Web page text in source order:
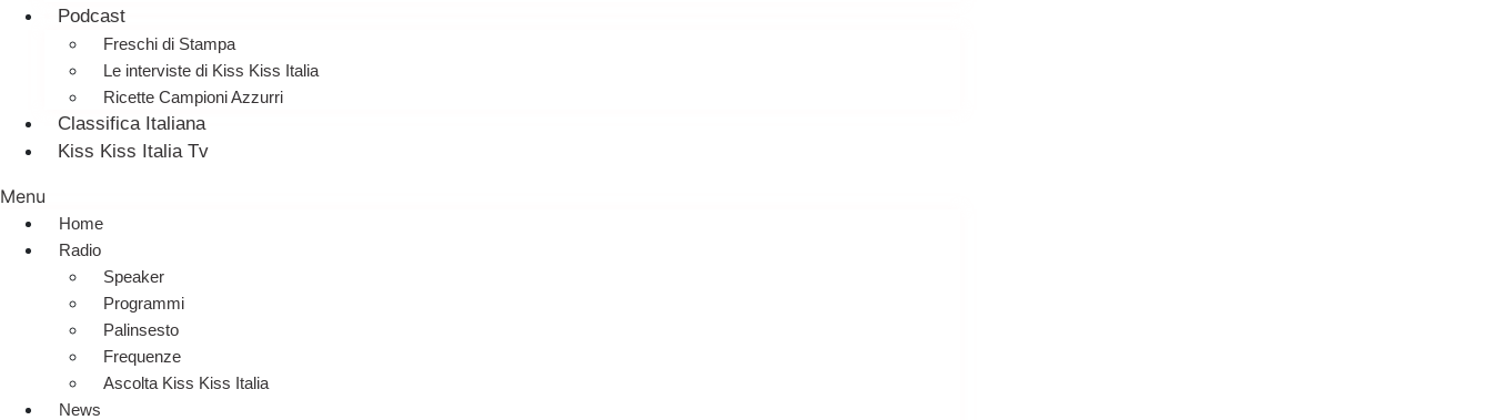
Podcast
Freschi di Stampa
Le interviste di Kiss Kiss Italia
Ricette Campioni Azzurri
Classifica Italiana
Kiss Kiss Italia Tv
Menu
Home
Radio
Speaker
Programmi
Palinsesto
Frequenze
Ascolta Kiss Kiss Italia
News